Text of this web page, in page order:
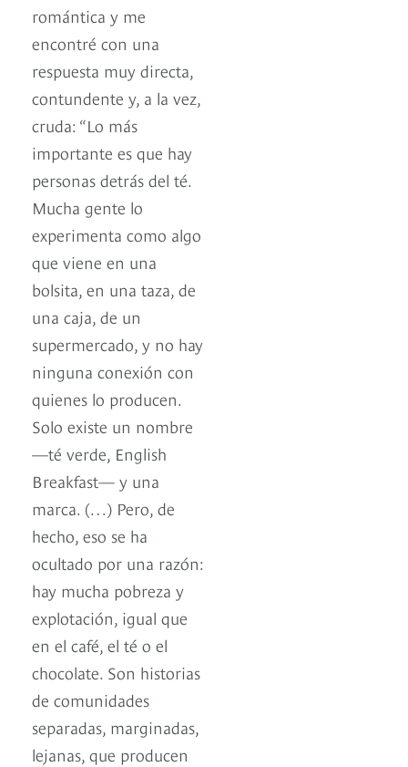
romántica y me
encontré con una
respuesta muy directa,
contundente y, a la vez,
cruda: “Lo más
importante es que hay
personas detrás del té.
Mucha gente lo
experimenta como algo
que viene en una
bolsita, en una taza, de
una caja, de un
supermercado, y no hay
ninguna conexión con
quienes lo producen.
Solo existe un nombre
—té verde, English
Breakfast— y una
marca. (…) Pero, de
hecho, eso se ha
ocultado por una razón:
hay mucha pobreza y
explotación, igual que
en el café, el té o el
chocolate. Son historias
de comunidades
separadas, marginadas,
lejanas, que producen